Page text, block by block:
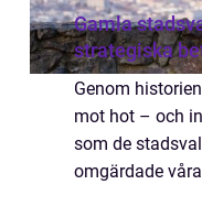
Gamla
strategiska
Genom
mot hot – och
som de
omgärdade